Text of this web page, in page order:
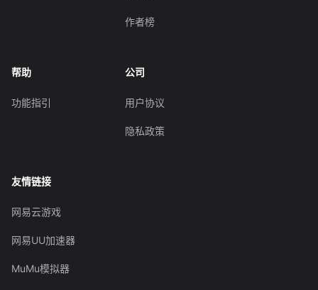
作者榜
帮助
功能指引
公司
用户协议
隐私政策
友情链接
网易云游戏
网易UU加速器
MuMu模拟器